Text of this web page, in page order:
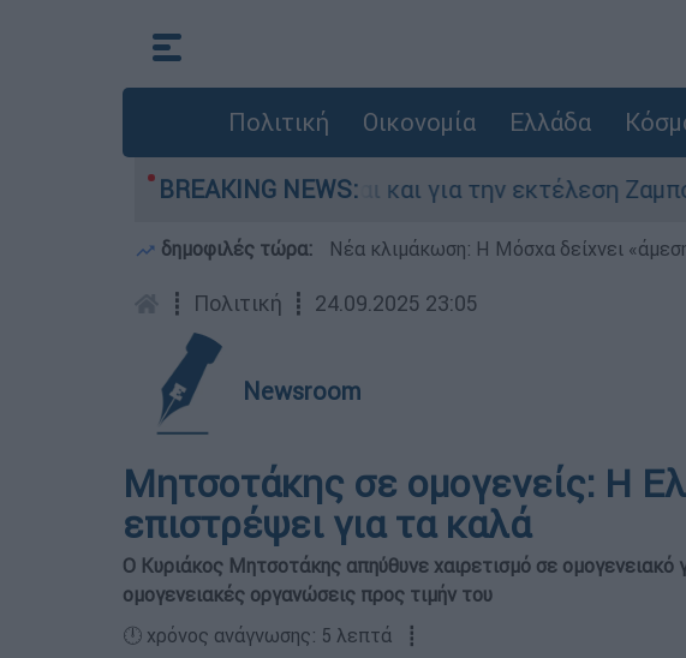
Πολιτική Οικονομία Ελλάδα
BREAKING NEWS:
- Κατηγορείται και για την εκτέλεση Ζαμπούνη
δημοφιλές τώρα: Νέα κλιμάκωση: Η Μόσχα δείχνει
┋ Πολιτική ┋ 24.09.2025 23:05
Newsroom
Μητσοτάκης σε ομογενείς: Η
επιστρέψει για τα καλά
Ο Κυριάκος Μητσοτάκης απηύθυνε χαιρετισμό σε ομογενειακό
ομογενειακές οργανώσεις προς τιμήν του
🕛 χρόνος ανάγνωσης: 5 λεπτά ┋